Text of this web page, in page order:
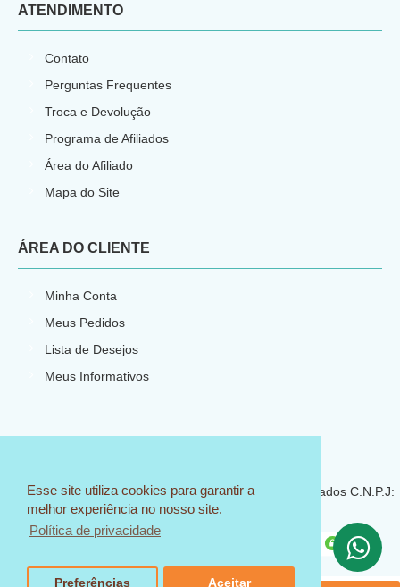
Esse site utiliza cookies para garantir a
melhor experiência no nosso site.
Política de privacidade
Preferências Aceitar
ATENDIMENTO
Contato
Perguntas Frequentes
Troca e Devolução
Programa de Afiliados
Área do Afiliado
Mapa do Site
ÁREA DO CLIENTE
Minha Conta
Meus Pedidos
Lista de Desejos
Meus Informativos
© 2018 Sem Igual Artesanato - Todos os direitos reservados C.N.P.J:
23.540.773/0001-66